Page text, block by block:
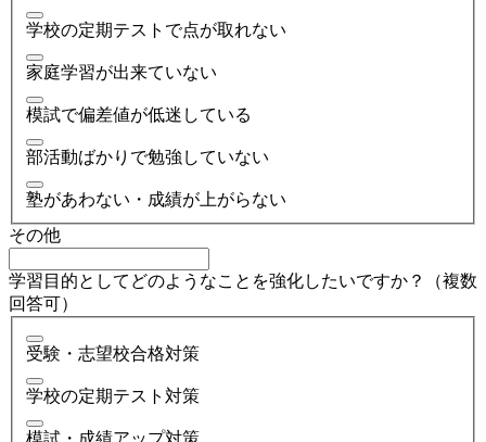
学校の定期テストで点が取れない
家庭学習が出来ていない
模試で偏差値が低迷している
部活動ばかりで勉強していない
塾があわない・成績が上がらない
その他
学習目的としてどのようなことを強化したいですか？（複数
回答可）
受験・志望校合格対策
学校の定期テスト対策